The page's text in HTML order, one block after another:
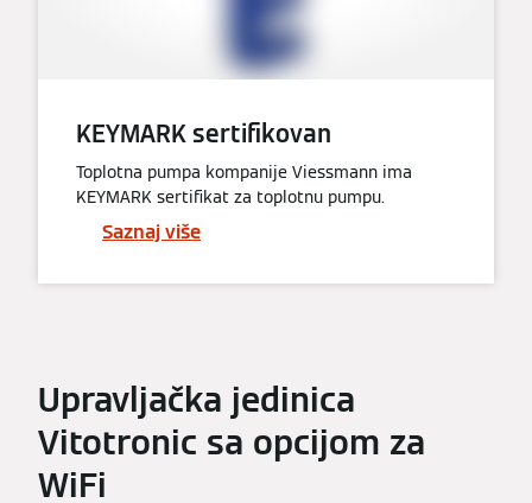
KEYMARK sertifikovan
Toplotna pumpa kompanije Viessmann ima
KEYMARK sertifikat za toplotnu pumpu.
Saznaj više
Upravljačka jedinica
Vitotronic sa opcijom za
WiFi